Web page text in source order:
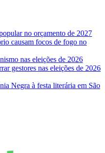
no orçamento de 2027
causam focos de fogo no
nas eleições de 2026
gestores nas eleições de 2026
Negra à festa literária em São